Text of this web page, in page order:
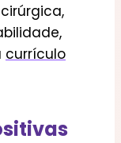
currículo